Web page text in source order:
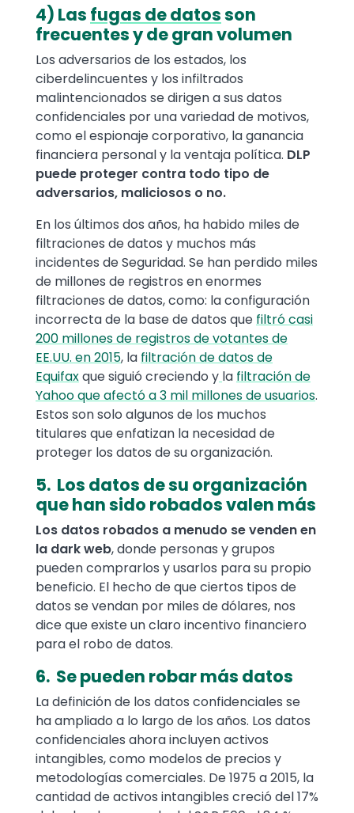
4) Las fugas de datosson
frecuentes y de gran volumen
Los adversarios de los estados, los
ciberdelincuentes y los infiltrados
malintencionados se dirigen a sus datos
confidenciales por una variedad de motivos,
como el espionaje corporativo, la ganancia
financiera personal y la ventaja política. DLP
puede proteger contra todo tipo de
adversarios, maliciosos o no.
En los últimos dos años, ha habido miles de
filtraciones de datos y muchos más
incidentes de Seguridad. Se han perdido miles
de millones de registros en enormes
filtraciones de datos, como: la configuración
incorrecta de la base de datos que filtró casi
200 millones de registros de votantes de
EE.UU. en 2015, la filtración de datos de
Equifaxque siguió creciendo y la filtración de
Yahoo que afectó a 3 mil millones de usuarios.
Estos son solo algunos de los muchos
titulares que enfatizan la necesidad de
proteger los datos de su organización.
5. Los datos de su organización
que han sido robados valen más
Los datos robados a menudo se venden en
la dark web, donde personas y grupos
pueden comprarlos y usarlos para su propio
beneficio. El hecho de que ciertos tipos de
datos se vendan por miles de dólares, nos
dice que existe un claro incentivo financiero
para el robo de datos.
6. Se pueden robar más datos
La definición de los datos confidenciales se
ha ampliado a lo largo de los años. Los datos
confidenciales ahora incluyen activos
intangibles, como modelos de precios y
metodologías comerciales. De 1975 a 2015, la
cantidad de activos intangibles creció del 17%